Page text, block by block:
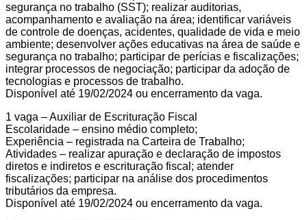
segurança no trabalho (SST); realizar auditorias,
acompanhamento e avaliação na área; identificar variáveis
de controle de doenças, acidentes, qualidade de vida e meio
ambiente; desenvolver ações educativas na área de saúde e
segurança no trabalho; participar de perícias e fiscalizações;
integrar processos de negociação; participar da adoção de
tecnologias e processos de trabalho.
Disponível até 19/02/2024 ou encerramento da vaga.
1 vaga – Auxiliar de Escrituração Fiscal
Escolaridade – ensino médio completo;
Experiência – registrada na Carteira de Trabalho;
Atividades – realizar apuração e declaração de impostos
diretos e indiretos e escrituração fiscal; atender
fiscalizações; participar na análise dos procedimentos
tributários da empresa.
Disponível até 19/02/2024 ou encerramento da vaga.